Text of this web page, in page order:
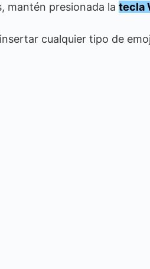
mantén presionada la tecla
cualquier tipo de